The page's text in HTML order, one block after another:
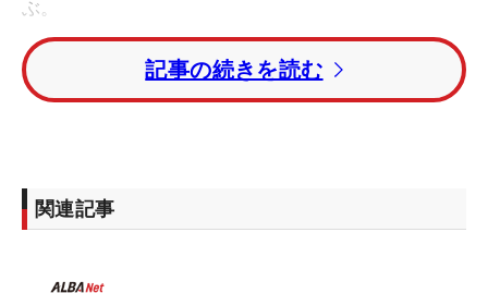
ぶ。
目標は「5アンダー」だったが、前半のうちにそれ
は達成し、さらに1つ貯金も作った。2位になった6
える。本人も「優勝を狙っています」と力強く目標
を語る。
現在ステップ・アップ・ツアーの賞金ランクは6
記事の続きを読む
関連記事